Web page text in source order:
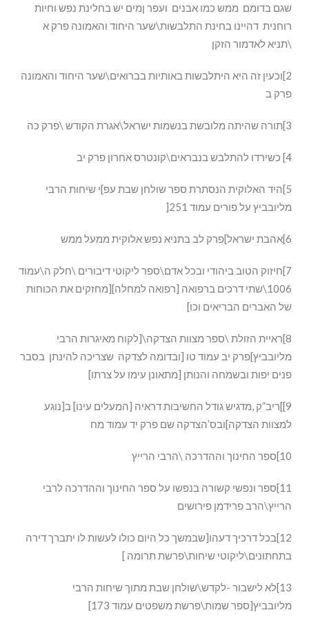
שגם בדומם ממש כמו אבנים ועפר ןמים יש בחלינת נפש וחיות
רוחנית דהיינו בחינת התלבשות\שער היחוד והאמונה פרק א
\תניא לאדמור הזקן
2]וכעין זה היא היתלבשות באותיות בברואים\שער היחוד והאמונה
פרק ב
3]תורה שהיתה מלובשת בנשמות ישראל\אגרת הקודש \פרק כה
4] כשירדו להתלבש בנבראים\קונטרס אחרון פרק יב
5]היד האלוקית הנסתרת ספר שולחן שבת עפ]י שיחות הרבי
מליובביץ על פורים עמוד 251[
6]אהבת ישראל]פרק לב בתניא נפש אלוקית ממעל ממש
7]חיזוק הטוב ביהודי ובכל אדם\ספר ליקוטי דיבורים \חלק ה\עמוד
1006\שתי דרכים ברפואה [רפואה למחלה][מחזקים את הכוחות
של האברים הבריאים וכו]
8]ראיית הזולת \ספר מצוות הצדקה\[לקוח מאיגרות הרבי
מליובביץ]פרק יב עמוד טו [ובדומה לצדקה שצריכה להינתן בסבר
פנים יפות ובשמחה והנותן [מתאונן עימו על צרתו]
9]]ריב”ק ,מדגיש גודל החשיבות דראיה [המעלים עינו] ב[נוגע
למצוות הצדקה]ובס’הצדקה שם פרק יד עמוד מח
10]ספר החינוך וההדרכה \הרבי הרייץ
11]ספר ונפשי קשורה בנפשו על ספר החינוך וההדרכה לרבי
הרייץ\הרב פרידמן פירושים
12]בכל דרכיך דעהו[שבמשך כל היום כולו לעשות לו יתברך דירה
בתחתונים\ליקוטי שיחות\פרשת תרומה ]
13]לא לישבור -לקדש\שולחן שבת מתוך שיחות הרבי
מליובביץ[ספר שמות\פרשת משפטים עמוד 173]